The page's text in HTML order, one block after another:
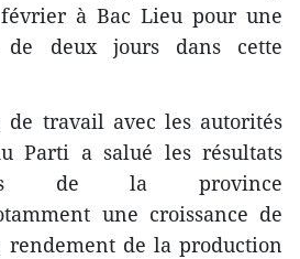
à Bac Lieu pour une
deux jours dans cette
de travail avec l​es autorités
Parti a salué les résultats
de la province
une croissance de
rendement de la production